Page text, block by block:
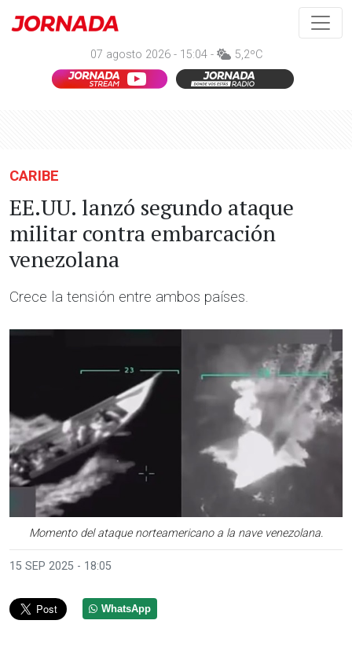
07 agosto 2026 - 15:04 - 5,2ºC
CARIBE
EE.UU. lanzó segundo ataque
militar contra embarcación
venezolana
Crece la tensión entre ambos países.
Momento del ataque norteamericano a la nave venezolana.
15 SEP 2025 - 18:05
WhatsApp